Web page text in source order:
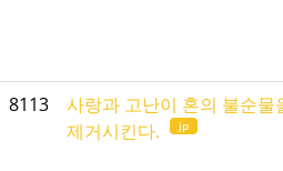
8113
사랑과 고난이 혼의 불순물
제거시킨다.
jp